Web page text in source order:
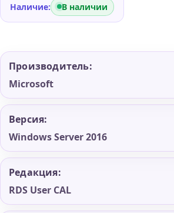
Наличие: В наличии
Производитель:
Microsoft
Версия:
Windows Server 2016
Редакция:
RDS User CAL